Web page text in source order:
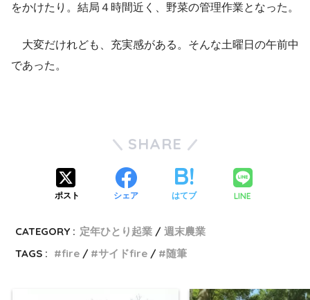
をかけたり。結局４時間近く、野菜の管理作業となった。
大変だけれども、充実感がある。そんな土曜日の午前中
であった。
SHARE
ポスト シェア はてブ LINE
CATEGORY : 定年ひとり起業
週末農業
TAGS :
fire サイドfire 随筆